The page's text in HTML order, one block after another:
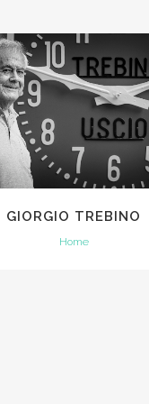
GIORGIO TREBINO
Home